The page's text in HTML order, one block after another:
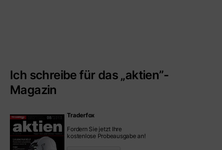
Ich schreibe für das „aktien”-
Magazin
Traderfox
Fordern Sie jetzt Ihre
kostenlose Probeausgabe an!